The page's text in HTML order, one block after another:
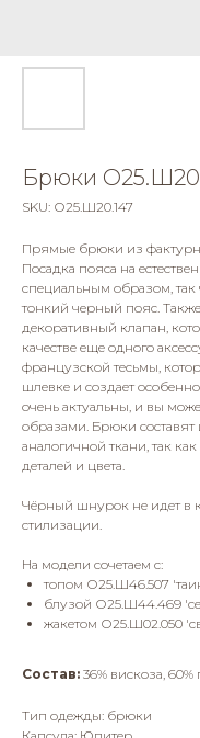
Брюки
SKU: О25.Ш20.147
Прямые брюки из
Посадка пояса на
специальным образом,
тонкий черный пояс.
декоративный клапан,
качестве еще одного
французской тесьмы,
шлевке и создает
очень актуальны, и вы
образами. Брюки
аналогичной ткани, так
деталей и цвета.
Чёрный шнурок не идет в
стилизации.
На модели сочетаем с:
топом О25.Ш46.507
блузой О25.Ш44.469
жакетом О25.Ш02.050
Состав: 36% вискоза, 60%
Тип одежды: брюки